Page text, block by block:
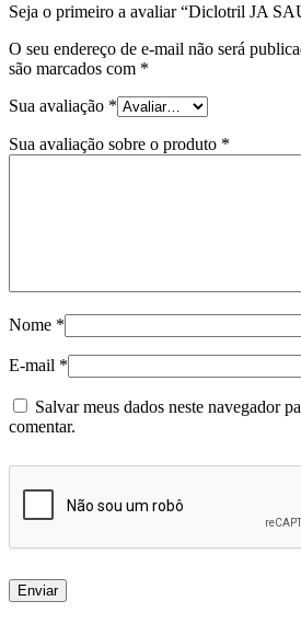
Seja o primeiro a avaliar “Diclotril JA
O seu endereço de e-mail não será
são marcados com *
Sua avaliação *
Sua avaliação sobre o produto *
Nome *
E-mail *
Salvar meus dados neste navegador
comentar.